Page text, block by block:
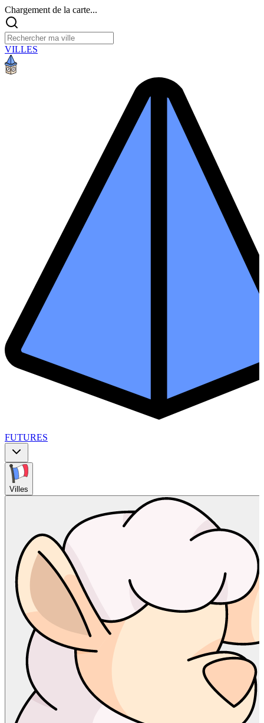
Chargement de la carte...
VILLES
FUTURES
Villes